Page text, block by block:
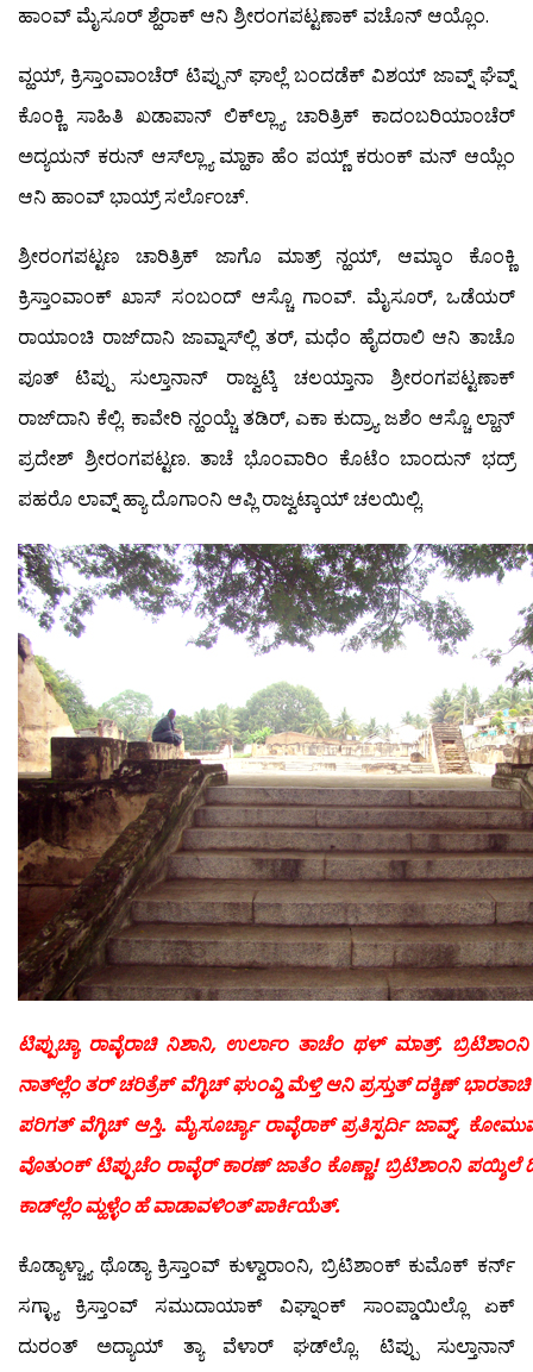
ಹಾಂವ್ ಮೈಸೂರ್ ಶ್ಹೆರಾಕ್ ಆನಿ ಶ್ರೀರಂಗಪಟ್ಟಣಾಕ್ ವಚೊನ್ ಆಯ್ಲೊಂ.
ವ್ಹಯ್, ಕ್ರಿಸ್ತಾಂವಾಂಚೆರ್ ಟಿಪ್ಪುನ್ ಘಾಲ್ಲೆ ಬಂದಡೆಕ್ ವಿಶಯ್ ಜಾವ್ನ್ ಘೆವ್ನ್
ಕೊಂಕ್ಣಿ ಸಾಹಿತಿ ಖಡಾಪಾನ್ ಲಿಕ್‍ಲ್ಲ್ಯಾ ಚಾರಿತ್ರಿಕ್ ಕಾದಂಬರಿಯಾಂಚೆರ್
ಅದ್ಯಯನ್ ಕರುನ್ ಆಸ್‍ಲ್ಲ್ಯಾ ಮ್ಹಾಕಾ ಹೆಂ ಪಯ್ಣ್ ಕರುಂಕ್ ಮನ್ ಆಯ್ಲೆಂ
ಆನಿ ಹಾಂವ್ ಭಾಯ್ರ್ ಸರ್ಲೊಂಚ್.
ಶ್ರೀರಂಗಪಟ್ಟಣ ಚಾರಿತ್ರಿಕ್ ಜಾಗೊ ಮಾತ್ರ್ ನ್ಹಯ್, ಆಮ್ಕಾಂ ಕೊಂಕ್ಣಿ
ಕ್ರಿಸ್ತಾಂವಾಂಕ್ ಖಾಸ್ ಸಂಬಂದ್ ಆಸ್ಚೊ ಗಾಂವ್. ಮೈಸೂರ್, ಒಡೆಯರ್
ರಾಯಾಂಚಿ ರಾಜ್‍ದಾನಿ ಜಾವ್ನಾಸ್‍ಲ್ಲಿ ತರ್, ಮಧೆಂ ಹೈದರಾಲಿ ಆನಿ ತಾಚೊ
ಪೂತ್ ಟಿಪ್ಪು ಸುಲ್ತಾನಾನ್ ರಾಜ್ವಟ್ಕಿ ಚಲಯ್ತಾನಾ ಶ್ರೀರಂಗಪಟ್ಟಣಾಕ್
ರಾಜ್‍ದಾನಿ ಕೆಲ್ಲಿ. ಕಾವೇರಿ ನ್ಹಂಯ್ಚೆ ತಡಿರ್, ಎಕಾ ಕುದ್ರ್ಯಾ ಜಶೆಂ ಆಸ್ಚೊ ಲ್ಹಾನ್
ಪ್ರದೇಶ್ ಶ್ರೀರಂಗಪಟ್ಟಣ. ತಾಚೆ ಭೊಂವಾರಿಂ ಕೊಟೆಂ ಬಾಂದುನ್ ಭದ್ರ್
ಪಹರೊ ಲಾವ್ನ್ ಹ್ಯಾ ದೊಗಾಂನಿ ಆಪ್ಲಿ ರಾಜ್ವಟ್ಕಾಯ್ ಚಲಯಿಲ್ಲಿ.
ಟಿಪ್ಪುಚ್ಯಾ ರಾವ್ಳೆರಾಚಿ ನಿಶಾನಿ, ಉರ್ಲಾಂ ತಾಚೆಂ ಥಳ್ ಮಾತ್ರ್.
ನಾತ್‍ಲ್ಲೆಂ ತರ್ ಚರಿತ್ರೆಕ್ ವೆಗ್ಳಿಚ್ ಘುಂವ್ಡಿ ಮೆಳ್ತಿ ಆನಿ ಪ್ರಸ್ತುತ್ ದಕ್ಶಿಣ್
ಪರಿಗತ್ ವೆಗ್ಳಿಚ್ ಆಸ್ತಿ. ಮೈಸೂರ್ಚ್ಯಾ ರಾವ್ಳೆರಾಕ್ ಪ್ರತಿಸ್ಪರ್ದಿ ಜಾವ್ನ್,
ವೊತುಂಕ್ ಟಿಪ್ಪುಚೆಂ ರಾವ್ಳೆರ್ ಕಾರಣ್ ಜಾತೆಂ ಕೊಣ್ಣಾ! ಬ್ರಿಟಿಶಾಂನಿ
ಕಾಡ್‍ಲ್ಲೆಂ ಮ್ಹಳ್ಳೆಂ ಹೆ ವಾಡಾವಳಿಂತ್ ಪಾರ್ಕಿಯೆತ್.
ಕೊಡ್ಯಾಳ್ಚ್ಯಾ ಥೊಡ್ಯಾ ಕ್ರಿಸ್ತಾಂವ್ ಕುಳ್ವಾರಾಂನಿ, ಬ್ರಿಟಿಶಾಂಕ್ ಕುಮೊಕ್ ಕರ್ನ್
ಸಗ್ಳ್ಯಾ ಕ್ರಿಸ್ತಾಂವ್ ಸಮುದಾಯಾಕ್ ವಿಘ್ನಾಂಕ್ ಸಾಂಪ್ಡಾಯಿಲ್ಲೊ ಏಕ್
ದುರಂತ್ ಅದ್ಯಾಯ್ ತ್ಯಾ ವೆಳಾರ್ ಘಡ್‍ಲ್ಲೊ. ಟಿಪ್ಪು ಸುಲ್ತಾನಾನ್